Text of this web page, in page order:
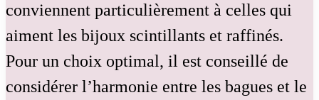
conviennent particulièrement à celles qui
aiment les bijoux scintillants et raffinés.
Pour un choix optimal, il est conseillé de
considérer l’harmonie entre les bagues et le